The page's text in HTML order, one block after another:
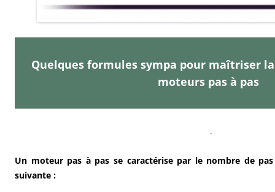
Quelques formules sympa pour maîtriser
moteurs pas à pas
.
Un moteur pas à pas se caractérise par le nombre de
suivante :